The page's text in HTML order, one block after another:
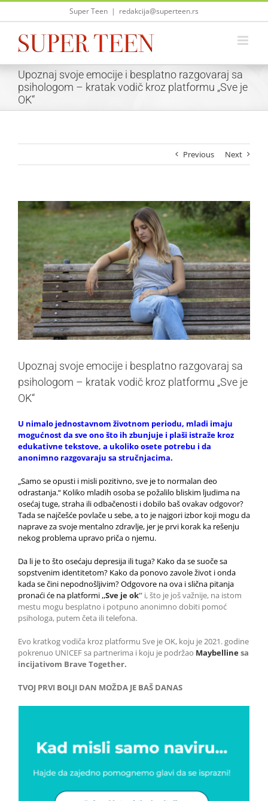
Skip
Super Teen | redakcija@superteen.rs
Upoznaj svoje emocije i besplatno razgovaraj sa
psihologom – kratak vodič kroz platformu „Sve je
OK“
Previous Next
View
Larger
Upoznaj svoje emocije i besplatno razgovaraj sa
psihologom – kratak vodič kroz platformu „Sve je
OK“
U nimalo jednostavnom životnom periodu, mladi imaju
mogućnost da sve ono što ih zbunjuje i plaši istraže kroz
edukativne tekstove, a ukoliko osete potrebu i da
anonimno razgovaraju sa stručnjacima.
„Samo se opusti i misli pozitivno, sve je to normalan deo
odrastanja.“ Koliko mladih osoba se požalilo bliskim ljudima na
osećaj tuge, straha ili odbačenosti i dobilo baš ovakav odgovor?
Tada se najčešće povlače u sebe, a to je najgori izbor koji mogu da
naprave za svoje mentalno zdravlje, jer je prvi korak ka rešenju
nekog problema upravo priča o njemu.
Da li je to što osećaju depresija ili tuga? Kako da se suoče sa
sopstvenim identitetom? Kako da ponovo zavole život i onda
kada se čini nepodnošljivim? Odgovore na ova i slična pitanja
pronaći će na platformi ,,Sve je ok’’ i, što je još važnije, na istom
mestu mogu besplatno i potpuno anonimno dobiti pomoć
psihologa, putem četa ili telefona.
Evo kratkog vodiča kroz platformu Sve je OK, koju je 2021. godine
pokrenuo UNICEF sa partnerima i koju je podržao Maybellinesa
incijativom Brave Together.
TVOJ PRVI BOLJI DAN MOŽDA JE BAŠ DANAS